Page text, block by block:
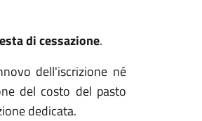
di cessazione.
dell'iscrizione né
del costo del pasto
dedicata.